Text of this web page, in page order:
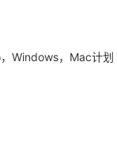
Windows，Mac计划